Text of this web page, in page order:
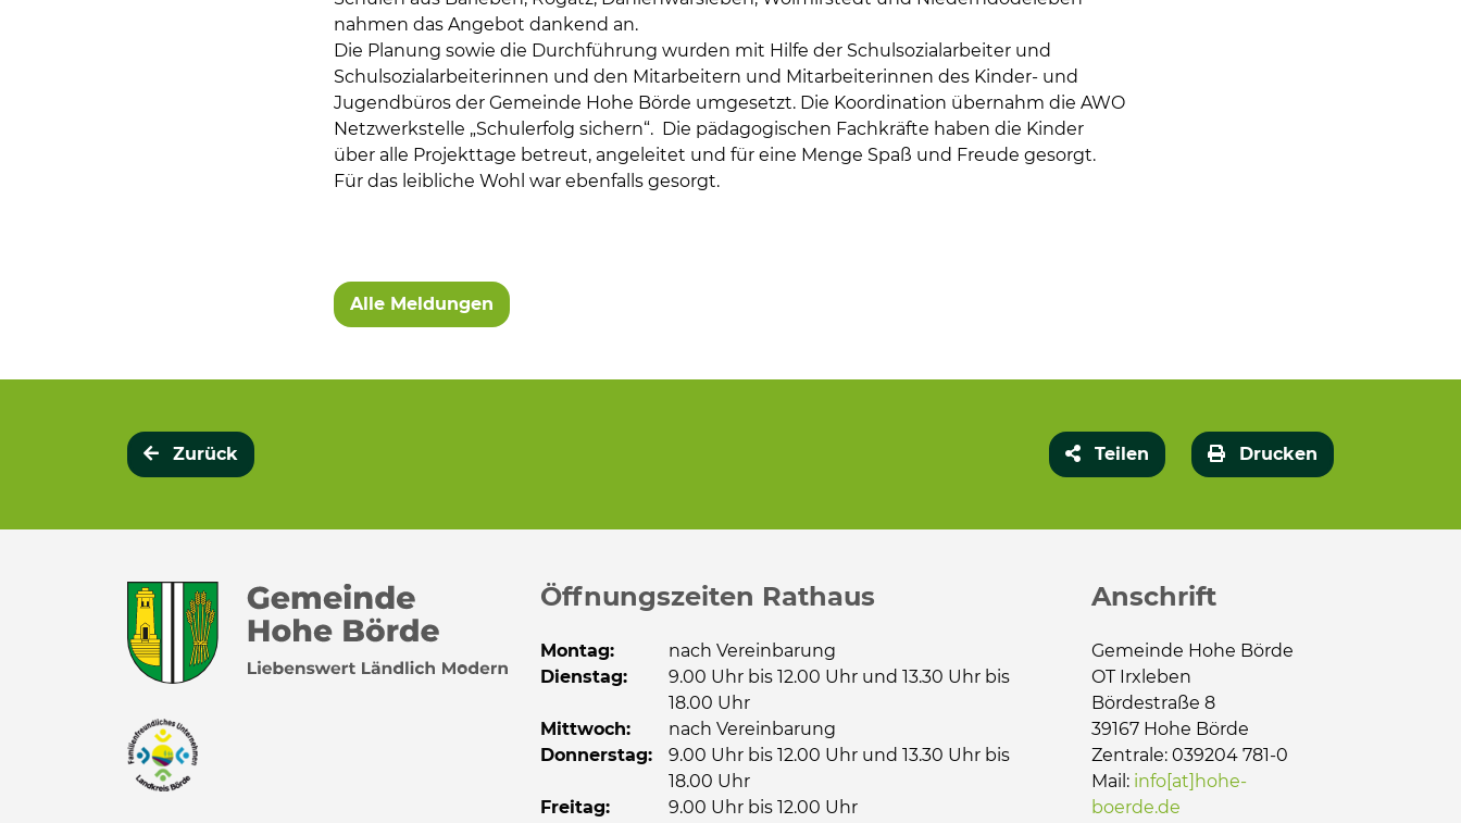
nahmen das Angebot dankend an.
Die Planung sowie die Durchführung wurden mit Hilfe der Schulsozialarbeiter und
Schulsozialarbeiterinnen und den Mitarbeitern und Mitarbeiterinnen des Kinder- und
Jugendbüros der Gemeinde Hohe Börde umgesetzt. Die Koordination übernahm die AWO
Netzwerkstelle „Schulerfolg sichern“. Die pädagogischen Fachkräfte haben die Kinder
über alle Projekttage betreut, angeleitet und für eine Menge Spaß und Freude gesorgt.
Für das leibliche Wohl war ebenfalls gesorgt.
Alle Meldungen
Zurück Teilen Drucken
Öffnungszeiten Rathaus
Montag:
nach Vereinbarung
Dienstag:
9.00 Uhr bis 12.00 Uhr und 13.30 Uhr bis
18.00 Uhr
Mittwoch:
nach Vereinbarung
Donnerstag: 9.00 Uhr bis 12.00 Uhr und 13.30 Uhr bis
18.00 Uhr
Freitag:
9.00 Uhr bis 12.00 Uhr
Anschrift
Gemeinde Hohe Börde
OT Irxleben
Bördestraße 8
39167 Hohe Börde
Zentrale: 039204 781-0
Mail: info[at]hohe-
boerde.de